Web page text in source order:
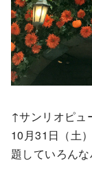
↑サンリオピュ
10月31日（土
題していろん